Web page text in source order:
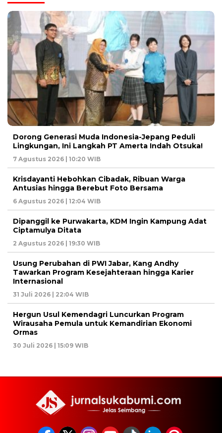
Dorong Generasi Muda Indonesia-Jepang Peduli
Lingkungan, Ini Langkah PT Amerta Indah Otsuka!
7 Agustus 2026 | 10:20 WIB
Krisdayanti Hebohkan Cibadak, Ribuan Warga
Antusias hingga Berebut Foto Bersama
6 Agustus 2026 | 12:04 WIB
Dipanggil ke Purwakarta, KDM Ingin Kampung Adat
Ciptamulya Ditata
2 Agustus 2026 | 19:30 WIB
Usung Perubahan di PWI Jabar, Kang Andhy
Tawarkan Program Kesejahteraan hingga Karier
Internasional
31 Juli 2026 | 22:04 WIB
Hergun Usul Kemendagri Luncurkan Program
Wirausaha Pemula untuk Kemandirian Ekonomi
Ormas
30 Juli 2026 | 15:09 WIB